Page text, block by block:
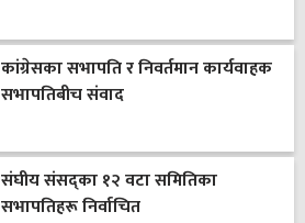
कांग्रेसका सभापति र निवर्तमान कार्यवाहक
सभापतिबीच संवाद
संघीय संसद्का १२ वटा समितिका
सभापतिहरू निर्वाचित